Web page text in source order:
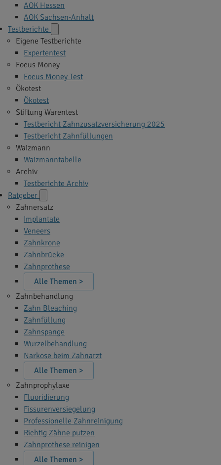
AOK Hessen
AOK Sachsen-Anhalt
Testberichte
Eigene Testberichte
Expertentest
Focus Money
Focus Money Test
Ökotest
Ökotest
Stiftung Warentest
Testbericht Zahnzusatzversicherung 2025
Testbericht Zahnfüllungen
Waizmann
Waizmanntabelle
Archiv
Testberichte Archiv
Ratgeber
Zahnersatz
Implantate
Veneers
Zahnkrone
Zahnbrücke
Zahnprothese
Alle Themen >
Zahnbehandlung
Zahn Bleaching
Zahnfüllung
Zahnspange
Wurzelbehandlung
Narkose beim Zahnarzt
Alle Themen >
Zahnprophylaxe
Fluoridierung
Fissurenversiegelung
Professionelle Zahnreinigung
Richtig Zähne putzen
Zahnprothese reinigen
Alle Themen >